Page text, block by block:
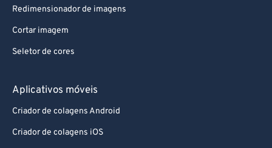
Redimensionador de imagens
Cortar imagem
Seletor de cores
Aplicativos móveis
Criador de colagens Android
Criador de colagens iOS